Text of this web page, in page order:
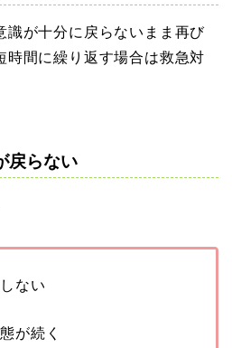
識が十分に戻らないまま再び
時間に繰り返す場合は救急対
戻らない
ない
が続く